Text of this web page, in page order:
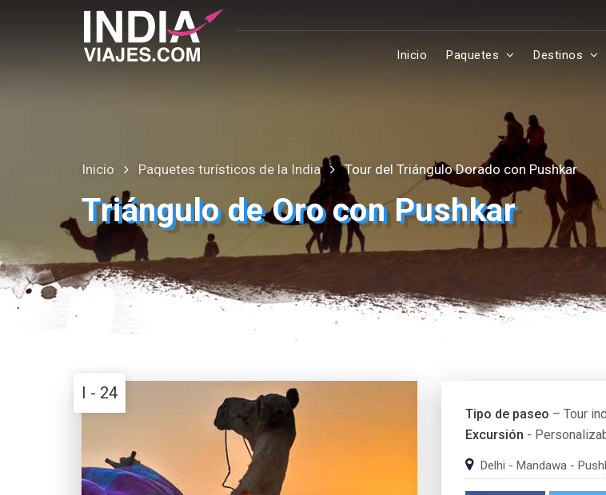
Inicio Paquetes Destinos
Inicio Paquetes turísticos de la India Tour del Triángulo Dorado con Pushkar
Triángulo de Oro con Pushkar
I - 24
Tipo de paseo – Tour
Excursión -
Delhi - Mandawa -